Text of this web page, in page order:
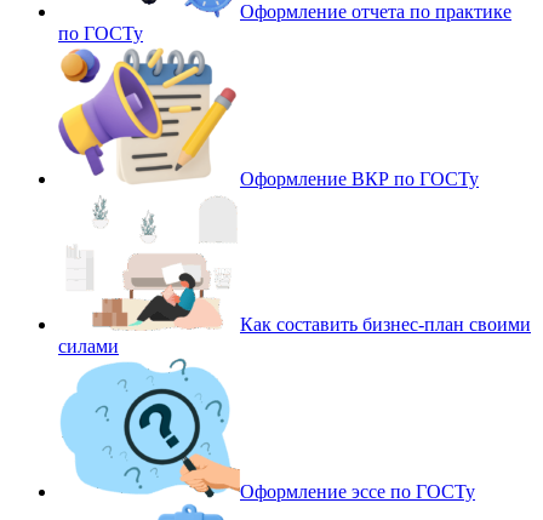
Оформление отчета по практике
по ГОСТу
Оформление ВКР по ГОСТу
Как составить бизнес-план своими
силами
Оформление эссе по ГОСТу